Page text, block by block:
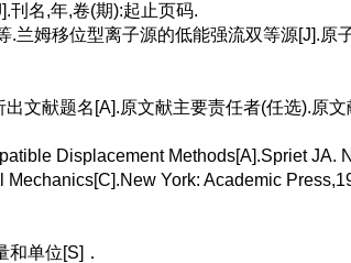
名,年,卷(期):起止页码.
兰姆移位型离子源的低能强流双等源[J].原
文献题名[A].原文献主要责任者(任选).原文
Displacement Methods[A].Spriet JA.
York: Academic
单位[S]．